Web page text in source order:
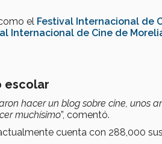
el Festival Internacional de
Internacional de Cine de
escolar
hacer un blog sobre cine, unos
muchísimo”, comentó.
cuenta con 288,000